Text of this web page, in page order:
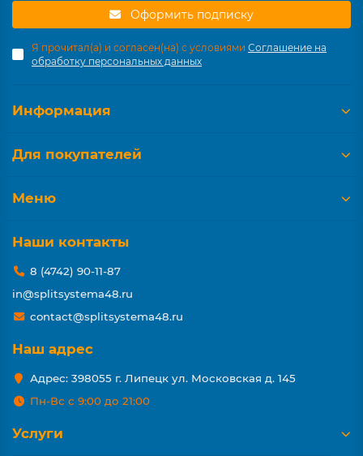
Оформить подписку
Я прочитал(а) и согласен(на) с условиями Соглашение на
обработку персональных данных
Информация
Для покупателей
Меню
Наши контакты
8 (4742) 90-11-87
in@splitsystema48.ru
contact@splitsystema48.ru
Наш адрес
Адрес: 398055 г. Липецк ул. Московская д. 145
Пн-Вс с 9:00 до 21:00
Услуги